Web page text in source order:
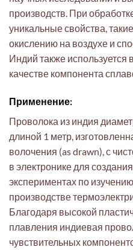
производств. При
уникальные свойства,
окислению на воздухе и
Индий также используется
качестве компонента
Применение:
Проволока из индия
длиной 1 метр,
волочения (as drawn), с
в электронике для
экспериментах по
производстве
Благодаря высокой
плавления индиевая
чувствительных